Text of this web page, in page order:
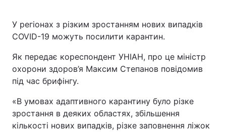
Україна Політика
Спорт Наука
У регіонах з різким зростанням нових випадків
COVID-19 можуть посилити карантин.
Як передає кореспондент УНІАН, про це міністр
охорони здоров’я Максим Степанов повідомив
під час брифінгу.
«В умовах адаптивного карантину було різке
зростання в деяких областях, збільшення
кількості нових випадків, різке заповнення ліжок